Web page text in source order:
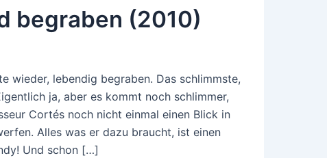
begraben (2010)
wieder, lebendig begraben. Das schlimmste,
ja, aber es kommt noch schlimmer,
Cortés noch nicht einmal einen Blick in
Alles was er dazu braucht, ist einen
Und schon […]